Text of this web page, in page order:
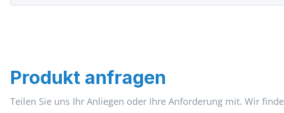
Produkt anfragen
Teilen Sie uns Ihr Anliegen oder Ihre Anforderung mit. Wir